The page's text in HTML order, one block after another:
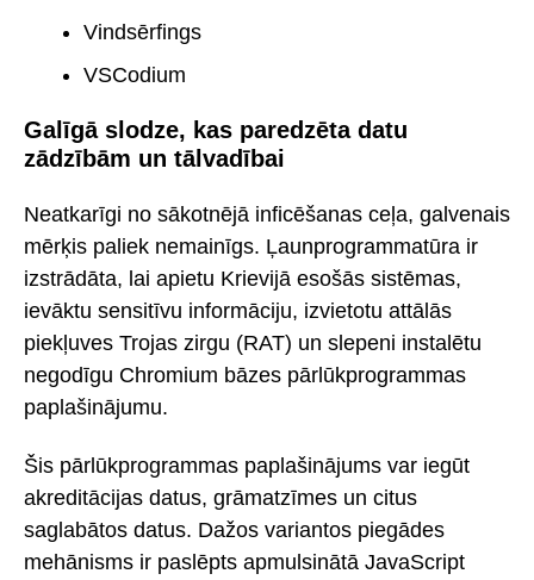
Vindsērfings
VSCodium
Galīgā slodze, kas paredzēta datu
zādzībām un tālvadībai
Neatkarīgi no sākotnējā inficēšanas ceļa, galvenais
mērķis paliek nemainīgs. Ļaunprogrammatūra ir
izstrādāta, lai apietu Krievijā esošās sistēmas,
ievāktu sensitīvu informāciju, izvietotu attālās
piekļuves Trojas zirgu (RAT) un slepeni instalētu
negodīgu Chromium bāzes pārlūkprogrammas
paplašinājumu.
Šis pārlūkprogrammas paplašinājums var iegūt
akreditācijas datus, grāmatzīmes un citus
saglabātos datus. Dažos variantos piegādes
mehānisms ir paslēpts apmulsinātā JavaScript